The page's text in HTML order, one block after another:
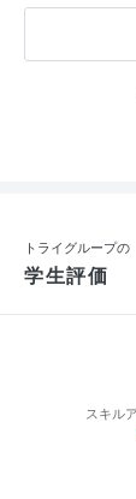
トライグループの
学生評価
スキル